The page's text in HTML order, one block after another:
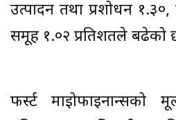
उत्पादन तथा प्रशोधन
समूह १.०२ प्रतिशतले बढेको
फर्स्ट माइक्रोफाइनान्सको